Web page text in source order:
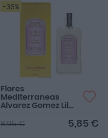
-35%
Flores
Mediterraneas
Alvarez Gomez Lilas
150ml
5,85 €
8,95 €